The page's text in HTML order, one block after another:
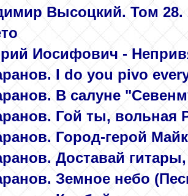
Высоцкий. Том 28.
Иосифович -
I do you pivo
В салуне
Гой ты, вольная
Город-герой
Доставай
Земное небо